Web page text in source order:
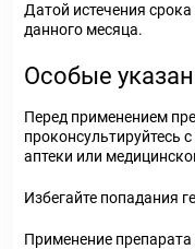
Датой истечения
данного месяца.
Особые
Перед применением
проконсультируйтесь
аптеки или
Избегайте попадания
Применение